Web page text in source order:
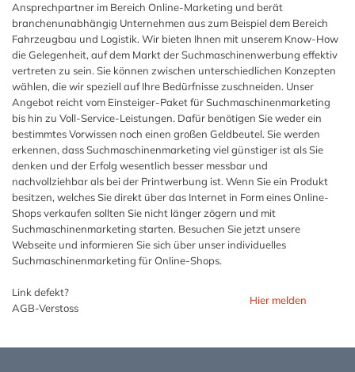
Ansprechpartner im Bereich Online-Marketing und berät
branchenunabhängig Unternehmen aus zum Beispiel dem Bereich
Fahrzeugbau und Logistik. Wir bieten Ihnen mit unserem Know-How
die Gelegenheit, auf dem Markt der Suchmaschinenwerbung effektiv
vertreten zu sein. Sie können zwischen unterschiedlichen Konzepten
wählen, die wir speziell auf Ihre Bedürfnisse zuschneiden. Unser
Angebot reicht vom Einsteiger-Paket für Suchmaschinenmarketing
bis hin zu Voll-Service-Leistungen. Dafür benötigen Sie weder ein
bestimmtes Vorwissen noch einen großen Geldbeutel. Sie werden
erkennen, dass Suchmaschinenmarketing viel günstiger ist als Sie
denken und der Erfolg wesentlich besser messbar und
nachvollziehbar als bei der Printwerbung ist. Wenn Sie ein Produkt
besitzen, welches Sie direkt über das Internet in Form eines Online-
Shops verkaufen sollten Sie nicht länger zögern und mit
Suchmaschinenmarketing starten. Besuchen Sie jetzt unsere
Webseite und informieren Sie sich über unser individuelles
Suchmaschinenmarketing für Online-Shops.
Link defekt?
AGB-Verstoss
Hier melden